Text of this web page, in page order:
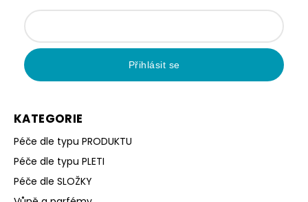
KATEGORIE
Péče dle typu PRODUKTU
Péče dle typu PLETI
Péče dle SLOŽKY
Přihlásit se